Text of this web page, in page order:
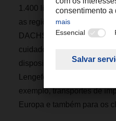
1.400 ligações euro-
as regiões europeias que
DACHSER apoia
cuidadosamente
disposição dos nossos
Lengefeld, acrescentando
exemplo, transportes de
Europa e também para os